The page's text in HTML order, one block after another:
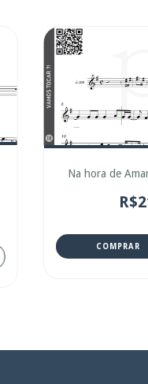
Na hora de
COMPRAR